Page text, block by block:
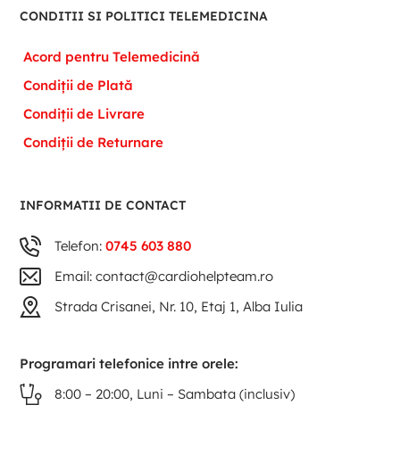
CONDITII SI POLITICI TELEMEDICINA
Acord pentru Telemedicină
Condiții de Plată
Condiții de Livrare
Condiții de Returnare
INFORMATII DE CONTACT
Telefon:0745 603 880
Email: contact@cardiohelpteam.ro
Strada Crisanei, Nr. 10, Etaj 1, Alba Iulia
Programari telefonice intre orele:
8:00 – 20:00, Luni – Sambata (inclusiv)